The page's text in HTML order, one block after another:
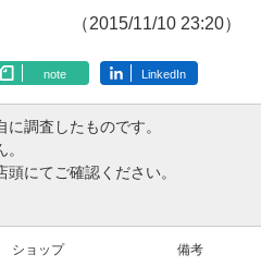
（2015/11/10 23:20）
note LinkedIn
調査したものです。
にてご確認ください。
ショップ 備考